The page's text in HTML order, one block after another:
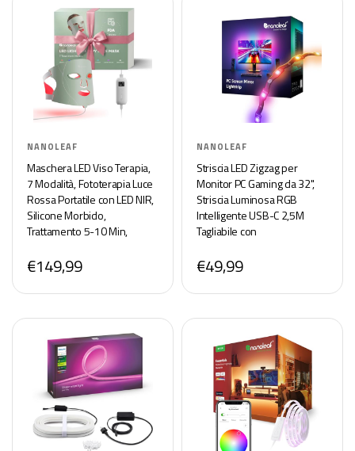
NANOLEAF
Maschera LED Viso Terapia,
7 Modalità, Fototerapia Luce
Rossa Portatile con LED NIR,
Silicone Morbido,
Trattamento 5-10 Min,
Ricaricabile
€149,99
NANOLEAF
Striscia LED Zigzag per
Monitor PC Gaming da 32",
Striscia Luminosa RGB
Intelligente USB-C 2,5M
Tagliabile con
Mirror Schermo, Controllo
Tramite App
€49,99